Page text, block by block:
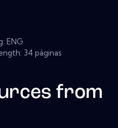
ENG
34 páginas
from